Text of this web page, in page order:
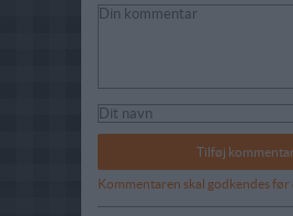
Kommentaren skal godkendes